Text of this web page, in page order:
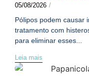
05/08/2026 /
Pólipos podem causar
tratamento com
para eliminar esses...
Leia mais